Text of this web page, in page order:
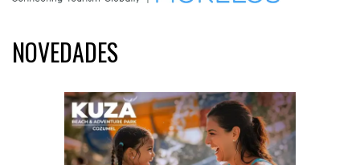
NOVEDADES